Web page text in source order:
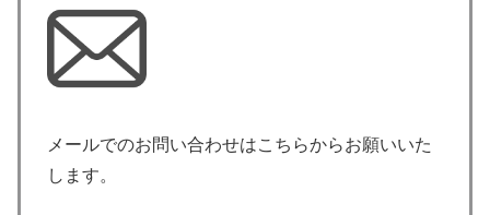
メールでのお問い合わせはこちらからお願いいた
します。